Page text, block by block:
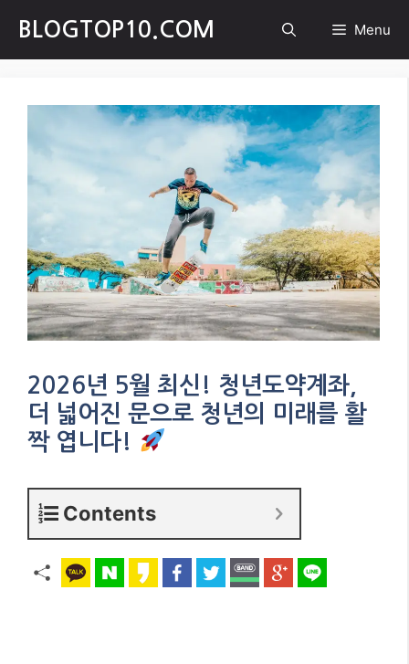
content
BLOGTOP10.COM Menu
2026년 5월 최신! 청년도약계좌,
더 넓어진 문으로 청년의 미래를 활
짝 엽니다!
Contents